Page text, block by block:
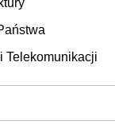
Telekomunikacji
i Budownictwa